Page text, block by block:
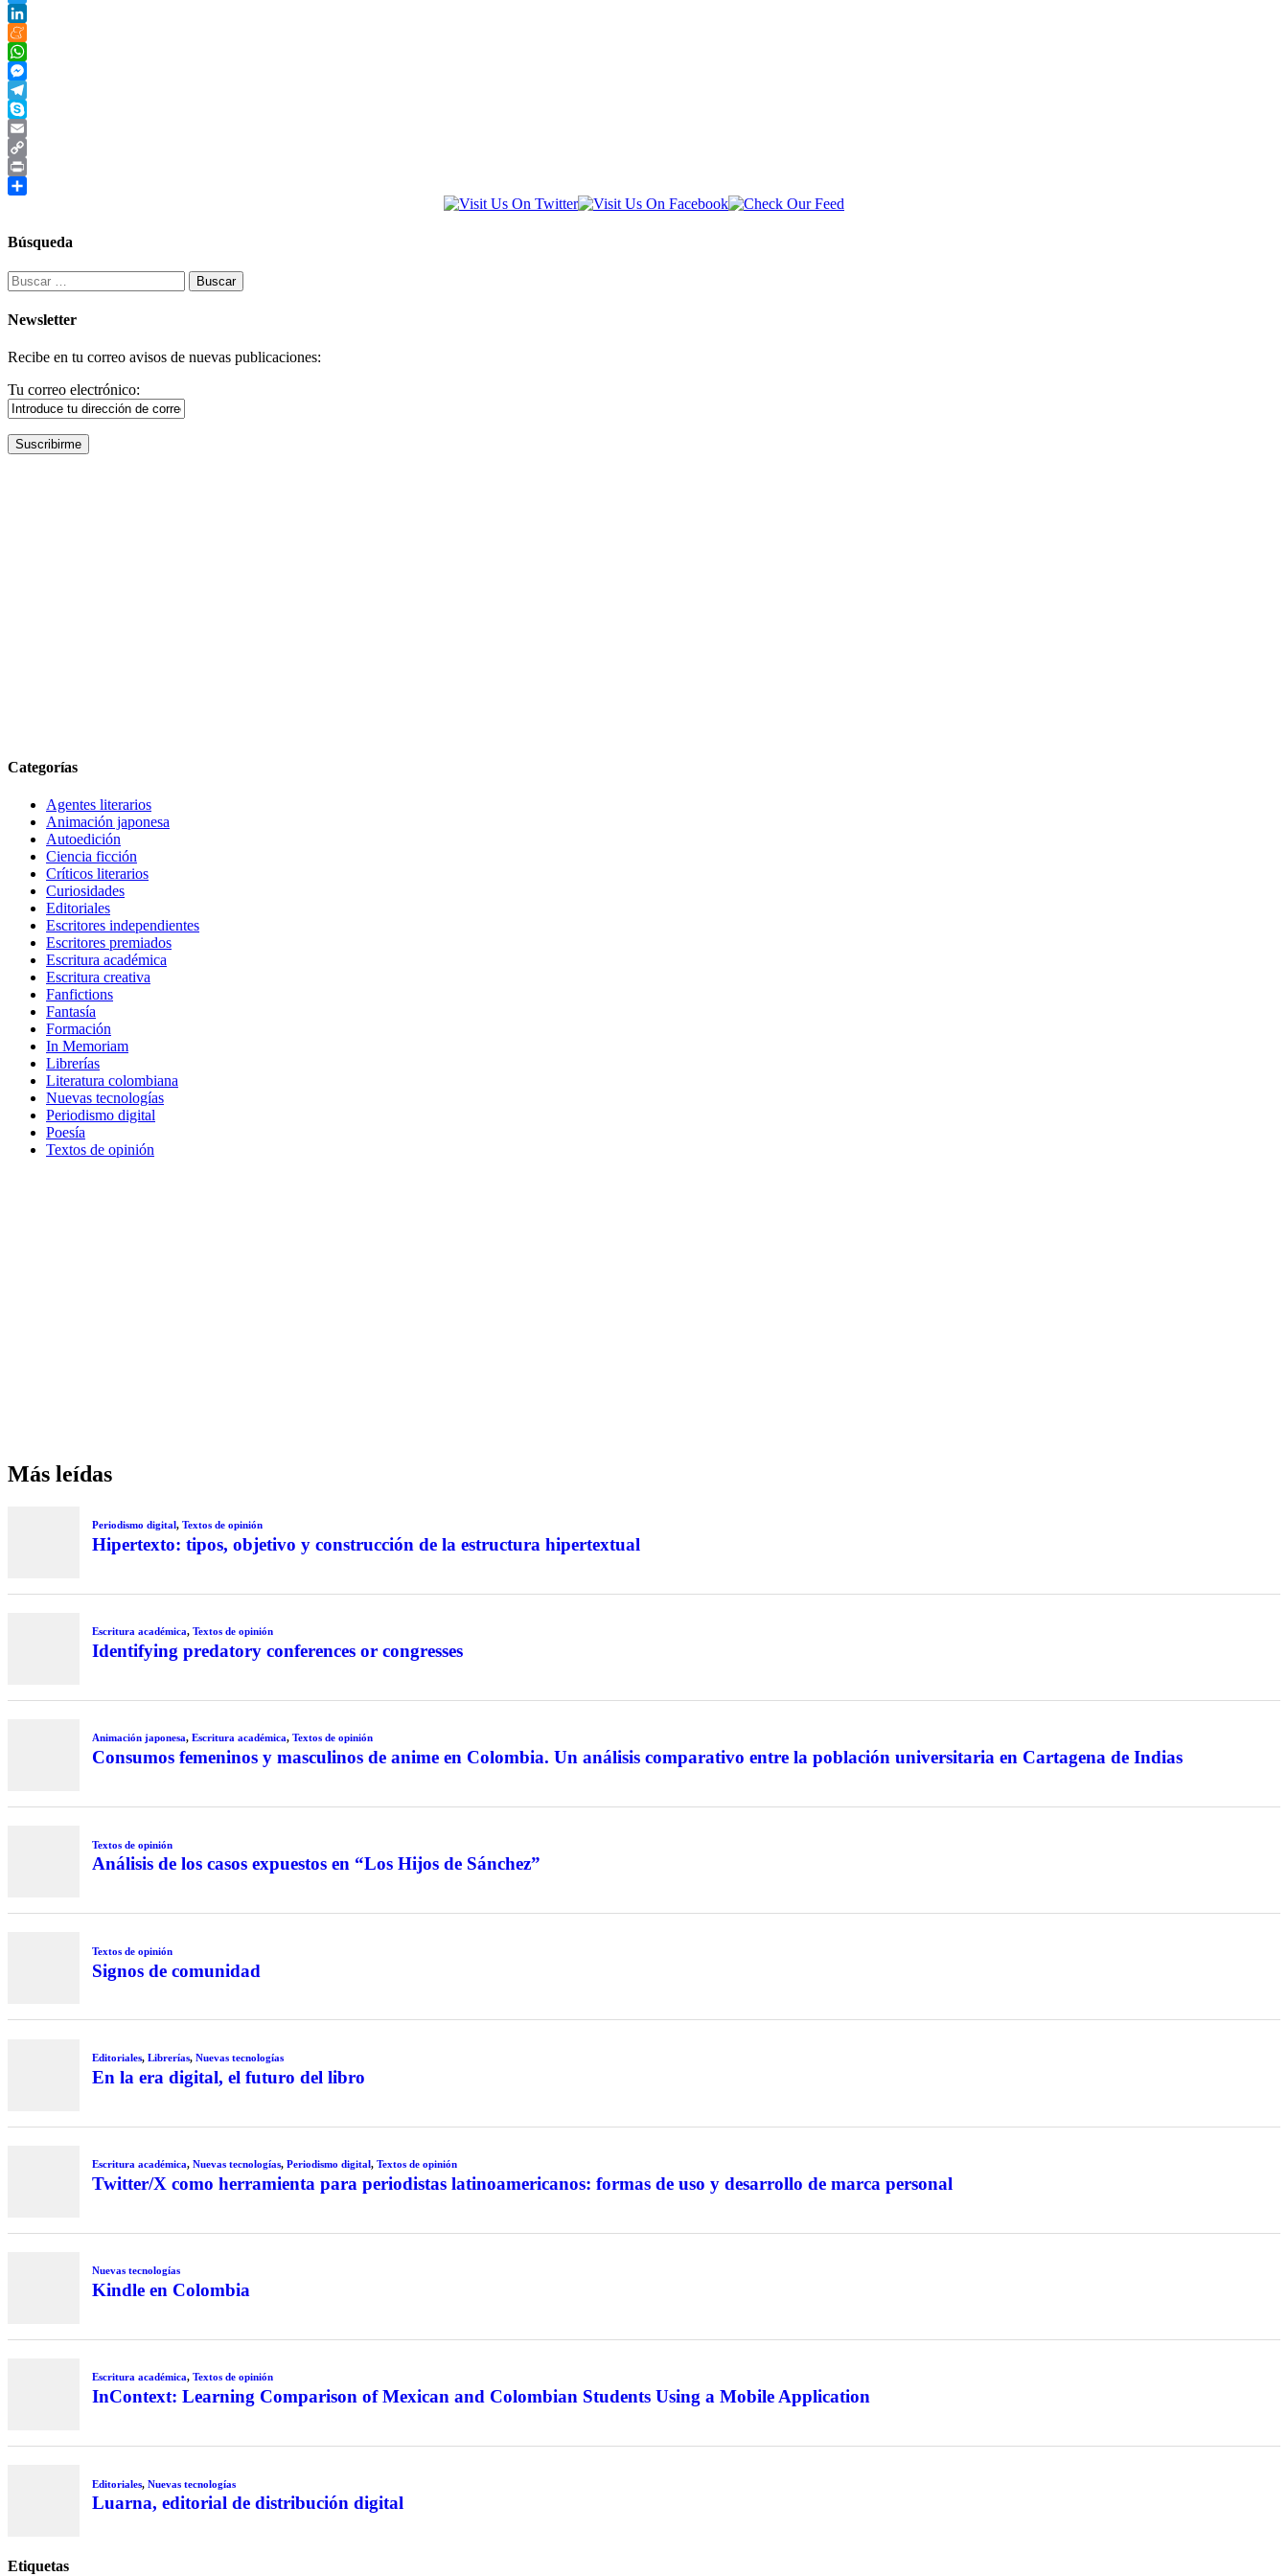
Twitter
LinkedIn
Meneame
WhatsApp
Messenger
Telegram
Skype
Email
Copy
Link
Print
Búsqueda
Buscar:
Newsletter
Recibe en tu correo avisos de nuevas publicaciones:
Tu correo electrónico:
Categorías
Agentes literarios
Animación japonesa
Autoedición
Ciencia ficción
Críticos literarios
Curiosidades
Editoriales
Escritores independientes
Escritores premiados
Escritura académica
Escritura creativa
Fanfictions
Fantasía
Formación
In Memoriam
Librerías
Literatura colombiana
Nuevas tecnologías
Periodismo digital
Poesía
Textos de opinión
Más leídas
Periodismo digital, Textos de opinión
Hipertexto: tipos, objetivo y construcción de la estructura hipertextual
Escritura académica, Textos de opinión
Identifying predatory conferences or congresses
Animación japonesa, Escritura académica, Textos de opinión
Consumos femeninos y masculinos de anime en Colombia. Un análisis comparativo entre la población universitaria en Cartagena de Indias
Textos de opinión
Análisis de los casos expuestos en “Los Hijos de Sánchez”
Textos de opinión
Signos de comunidad
Editoriales, Librerías, Nuevas tecnologías
En la era digital, el futuro del libro
Escritura académica, Nuevas tecnologías, Periodismo digital, Textos de opinión
Twitter/X como herramienta para periodistas latinoamericanos: formas de uso y desarrollo de marca personal
Nuevas tecnologías
Kindle en Colombia
Escritura académica, Textos de opinión
InContext: Learning Comparison of Mexican and Colombian Students Using a Mobile Application
Editoriales, Nuevas tecnologías
Luarna, editorial de distribución digital
Etiquetas